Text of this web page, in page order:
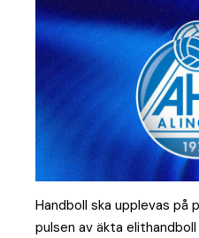
Handboll ska upplevas på
pulsen av äkta